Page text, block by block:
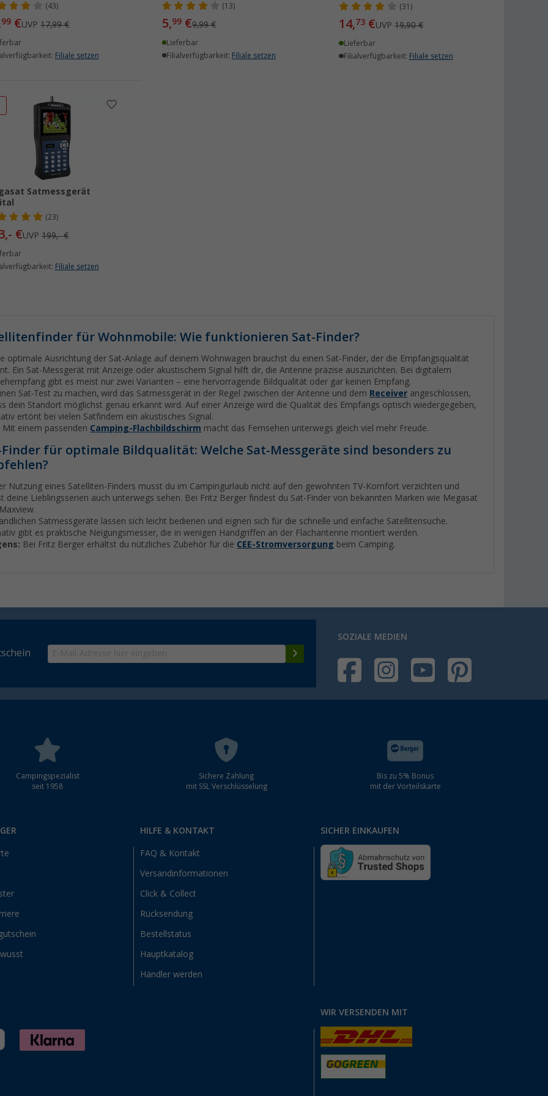
(43)
99 €UVP17,99 €
Filiale setzen
(13)
5,99€9,99 €
Lieferbar
Filialverfügbarkeit: Filiale setzen
(31)
14,73 €UVP19,90 €
Lieferbar
Filialverfügbarkeit: Filiale setzen
Satmessgerät
(23)
€UVP199,- €
Filiale setzen
für Wohnmobile: Wie funktionieren Sat-Finder?
optimale Ausrichtung der Sat-Anlage auf deinem Wohnwagen brauchst du einen Sat-Finder, der die Empfangsqualität
Ein Sat-Messgerät mit Anzeige oder akustischem Signal hilft dir, die Antenne präzise auszurichten. Bei digitalem
gibt es meist nur zwei Varianten – eine hervorragende Bildqualität oder gar keinen Empfang.
Sat-Test zu machen, wird das Satmessgerät in der Regel zwischen der Antenne und dem Receiver angeschlossen,
dein Standort möglichst genau erkannt wird. Auf einer Anzeige wird die Qualität des Empfangs optisch wiedergegeben,
ertönt bei vielen Satfindern ein akustisches Signal.
Mit einem passenden Camping-Flachbildschirm macht das Fernsehen unterwegs gleich viel mehr Freude.
Finder für optimale Bildqualität: Welche Sat-Messgeräte sind besonders zu
Nutzung eines Satelliten-Finders musst du im Campingurlaub nicht auf den gewohnten TV-Komfort verzichten und
deine Lieblingsserien auch unterwegs sehen. Bei Fritz Berger findest du Sat-Finder von bekannten Marken wie Megasat
Satmessgeräte lassen sich leicht bedienen und eignen sich für die schnelle und einfache Satellitensuche.
gibt es praktische Neigungsmesser, die in wenigen Handgriffen an der Flachantenne montiert werden.
Bei Fritz Berger erhältst du nützliches Zubehör für die CEE-Stromversorgung beim Camping.
SOZIALE MEDIEN
Campingspezialist
seit 1958
Sichere Zahlung
mit SSL Verschlüsselung
Bis zu 5% Bonus
mit der Vorteilskarte
HILFE & KONTAKT
FAQ & Kontakt
Versandinformationen
Click & Collect
Rücksendung
Bestellstatus
Hauptkatalog
Händler werden
SICHER EINKAUFEN
WIR VERSENDEN MIT